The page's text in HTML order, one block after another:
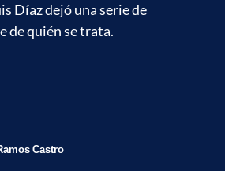
Díaz dejó una serie de
de quién se trata.
Castro